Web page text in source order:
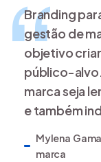
Branding
gestão de
objetivo
público-
marca seja
e também
Mylena
marca